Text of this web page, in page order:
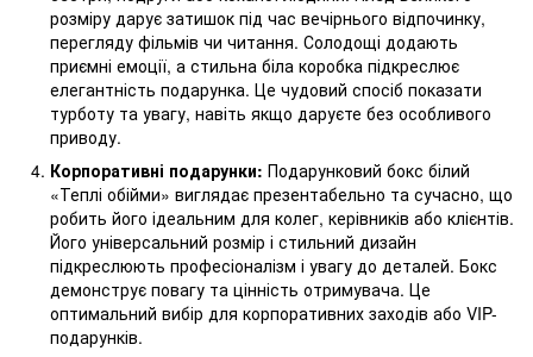
розміру дарує затишок під час вечірнього відпочинку,
перегляду фільмів чи читання. Солодощі додають
приємні емоції, а стильна біла коробка підкреслює
елегантність подарунка. Це чудовий спосіб показати
турботу та увагу, навіть якщо даруєте без особливого
приводу.
Корпоративні подарунки: Подарунковий бокс білий
«Теплі обійми» виглядає презентабельно та сучасно, що
робить його ідеальним для колег, керівників або клієнтів.
Його універсальний розмір і стильний дизайн
підкреслюють професіоналізм і увагу до деталей. Бокс
демонструє повагу та цінність отримувача. Це
оптимальний вибір для корпоративних заходів або VIP-
подарунків.